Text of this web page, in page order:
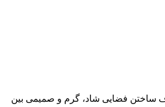
ساختن فضایی شاد، گرم و صمیمی بین